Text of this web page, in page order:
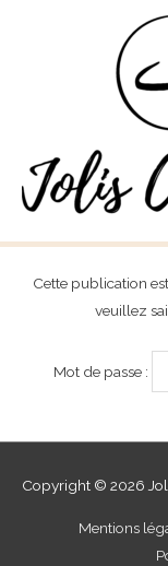
Cette publication
veuillez
Mot de passe :
Copyright © 2026
Mentions